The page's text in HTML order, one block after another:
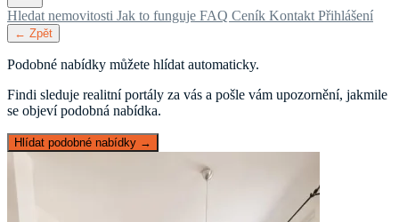
Hledat nemovitosti Jak to funguje FAQ Ceník Kontakt Přihlášení
← Zpět
Podobné nabídky můžete hlídat automaticky.
Findi sleduje realitní portály za vás a pošle vám upozornění, jakmile
se objeví podobná nabídka.
Hlídat podobné nabídky →